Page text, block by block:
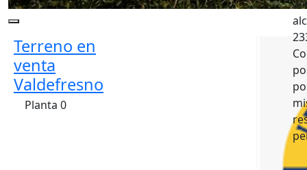
Terreno en
venta
Valdefresno
Planta 0